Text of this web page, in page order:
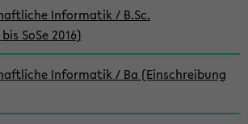
Informatik / B.Sc.
SoSe 2016)
Informatik / Ba (Einschreibung